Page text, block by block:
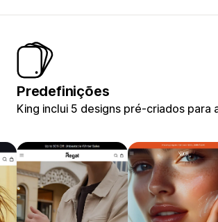
Predefinições
King inclui 5 designs pré-criados para